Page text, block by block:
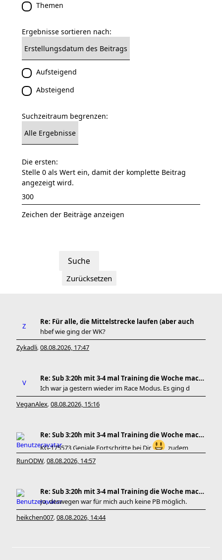
Themen
Ergebnisse sortieren nach:
Aufsteigend
Absteigend
Suchzeitraum begrenzen:
Die ersten:
Stelle 0 als Wert ein, damit der komplette Beitrag
angezeigt wird.
Zeichen der Beiträge anzeigen
Re: Für alle, die Mittelstrecke laufen (aber auch
hbef wie ging der WK?
Zykadli, 08.08.2026, 17:47
Re: Sub 3:20h mit 3-4 mal Training die Woche machb
Ich war ja gestern wieder im Race Modus. Es ging d
VeganAlex, 08.08.2026, 15:16
Re: Sub 3:20h mit 3-4 mal Training die Woche machb
KG-175573 Geniale Fortschritte bei Dir
, zudem
RunODW, 08.08.2026, 14:57
Re: Sub 3:20h mit 3-4 mal Training die Woche machb
Jo, deswegen war für mich auch keine PB möglich.
heikchen007, 08.08.2026, 14:44